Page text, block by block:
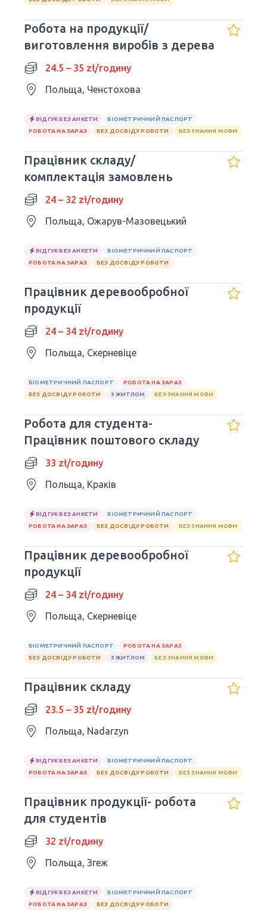
Робота на продукції/
виготовлення виробів з дерева
24.5 – 35 zł/годину
Польща, Ченстохова
ВІДГУК БЕЗ АНКЕТИ
БІОМЕТРИЧНИЙ ПАСПОРТ
РОБОТА НА ЗАРАЗ
БЕЗ ДОСВІДУ РОБОТИ БЕЗ ЗНАННЯ МОВИ
Працівник складу/
комплектація замовлень
24 – 32 zł/годину
Польща, Ожарув-Мазовецький
ВІДГУК БЕЗ АНКЕТИ
БІОМЕТРИЧНИЙ ПАСПОРТ
РОБОТА НА ЗАРАЗ
БЕЗ ДОСВІДУ РОБОТИ
Працівник деревообробної
продукції
24 – 34 zł/годину
Польща, Скерневіце
БІОМЕТРИЧНИЙ ПАСПОРТ
РОБОТА НА ЗАРАЗ
БЕЗ ДОСВІДУ РОБОТИ
З ЖИТЛОМ БЕЗ ЗНАННЯ МОВИ
Робота для студента-
Працівник поштового складу
33 zł/годину
Польща, Краків
ВІДГУК БЕЗ АНКЕТИ
БІОМЕТРИЧНИЙ ПАСПОРТ
РОБОТА НА ЗАРАЗ
БЕЗ ДОСВІДУ РОБОТИ БЕЗ ЗНАННЯ МОВИ
Працівник деревообробної
продукції
24 – 34 zł/годину
Польща, Скерневіце
БІОМЕТРИЧНИЙ ПАСПОРТ
РОБОТА НА ЗАРАЗ
БЕЗ ДОСВІДУ РОБОТИ
З ЖИТЛОМ БЕЗ ЗНАННЯ МОВИ
Працівник складу
23.5 – 35 zł/годину
Польща, Nadarzyn
ВІДГУК БЕЗ АНКЕТИ
БІОМЕТРИЧНИЙ ПАСПОРТ
РОБОТА НА ЗАРАЗ
БЕЗ ДОСВІДУ РОБОТИ БЕЗ ЗНАННЯ МОВИ
Працівник продукції- робота
для студентів
32 zł/годину
Польща, Згеж
ВІДГУК БЕЗ АНКЕТИ
БІОМЕТРИЧНИЙ ПАСПОРТ
РОБОТА НА ЗАРАЗ
БЕЗ ДОСВІДУ РОБОТИ